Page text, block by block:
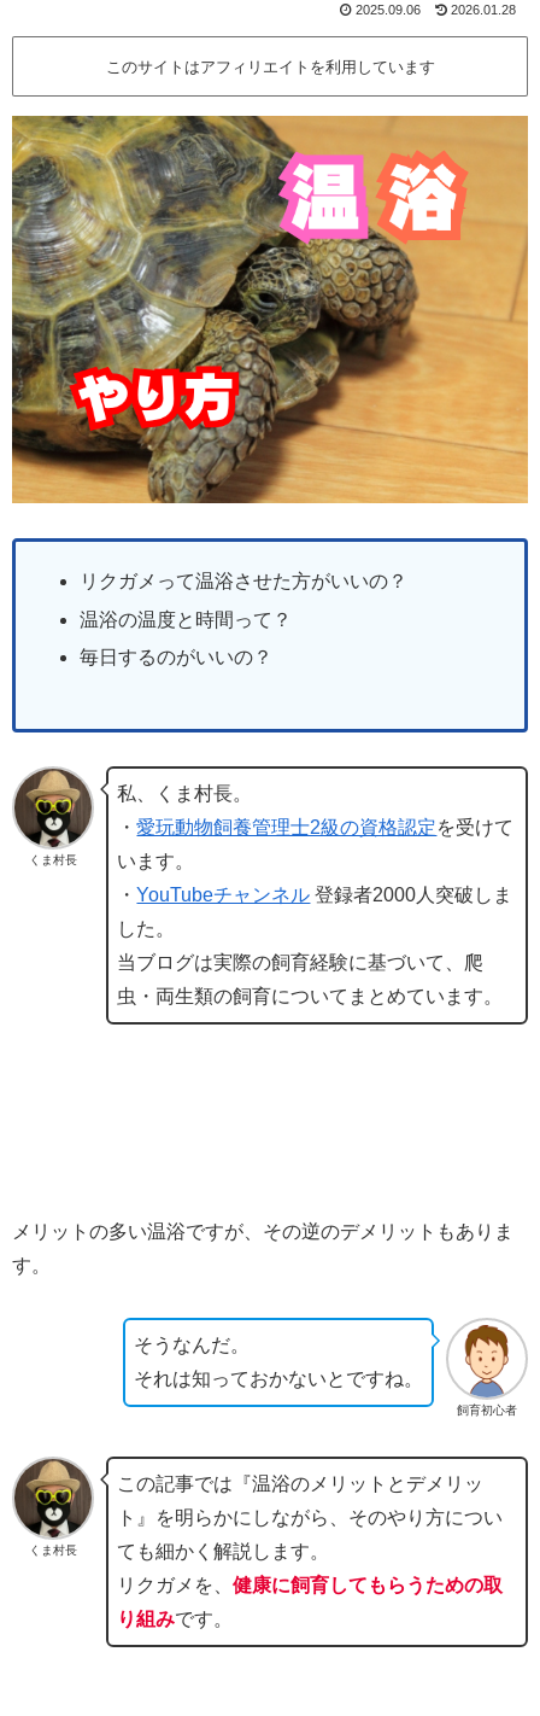
2025.09.06 2026.01.28
このサイトはアフィリエイトを利用しています
リクガメって温浴させた方がいいの？
温浴の温度と時間って？
毎日するのがいいの？
くま村長
私、くま村長。
・愛玩動物飼養管理士2級の資格認定を受けて
います。
・YouTubeチャンネル 登録者2000人突破しま
した。
当ブログは実際の飼育経験に基づいて、爬
虫・両生類の飼育についてまとめています。
メリットの多い温浴ですが、その逆のデメリットもありま
す。
飼育初心者
そうなんだ。
それは知っておかないとですね。
くま村長
この記事では『温浴のメリットとデメリッ
ト』を明らかにしながら、そのやり方につい
ても細かく解説します。
リクガメを、健康に飼育してもらうための取
り組みです。